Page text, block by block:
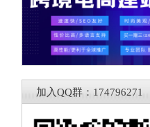
加入QQ群：174796271